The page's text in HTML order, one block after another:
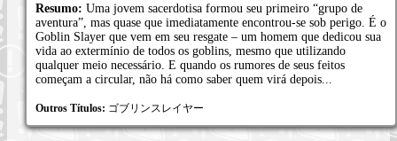
Resumo: Uma jovem sacerdotisa formou seu primeiro “grupo de
aventura”, mas quase que imediatamente encontrou-se sob perigo. É o
Goblin Slayer que vem em seu resgate – um homem que dedicou sua
vida ao extermínio de todos os goblins, mesmo que utilizando
qualquer meio necessário. E quando os rumores de seus feitos
começam a circular, não há como saber quem virá depois...
Outros Títulos: ゴブリンスレイヤー